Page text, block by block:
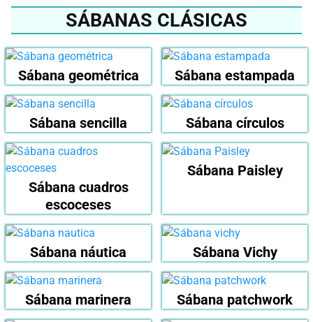
SÁBANAS CLÁSICAS
Sábana geométrica Sábana estampada
Sábana sencilla Sábana círculos
Sábana cuadros
escoceses
Sábana Paisley
Sábana náutica Sábana Vichy
Sábana marinera Sábana patchwork